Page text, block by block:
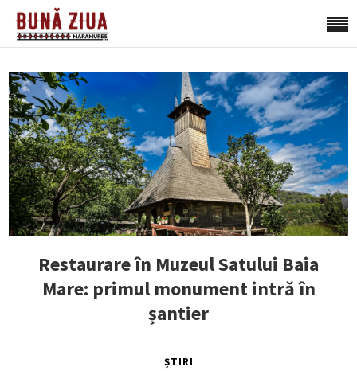
Restaurare în Muzeul Satului Baia
Mare: primul monument intră în
șantier
ȘTIRI